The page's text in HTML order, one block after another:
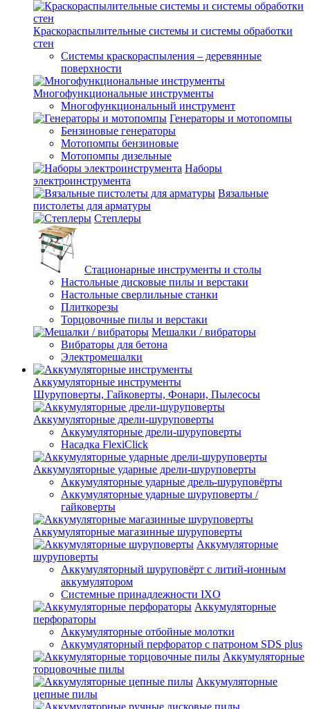
Краскораспылительные системы и системы обработки
стен
Системы краскораспыления – деревянные
поверхности
Многофункциональные инструменты
Многофункциональный инструмент
Генераторы и мотопомпы
Бензиновые генераторы
Мотопомпы бензиновые
Мотопомпы дизельные
Наборы
электроинструмента
Вязальные
пистолеты для арматуры
Степлеры
Стационарные инструменты и столы
Настольные дисковые пилы и верстаки
Настольные сверлильные станки
Плиткорезы
Торцовочные пилы и верстаки
Мешалки / вибраторы
Вибраторы для бетона
Электромешалки
Аккумуляторные инструменты
Шуруповерты, Гайковерты, Фонари, Пылесосы
Аккумуляторные дрели-шуруповерты
Аккумуляторные дрели-шуруповерты
Насадка FlexiClick
Аккумуляторные ударные дрели-шуруповерты
Аккумуляторные ударные дрель-шуруповёрты
Аккумуляторные ударные шуруповерты /
гайковерты
Аккумуляторные магазинные шуруповерты
Аккумуляторные
шуруповерты
Аккумуляторный шуруповёрт с литий-ионным
аккумулятором
Системные принадлежности IXO
Аккумуляторные
перфораторы
Аккумуляторные отбойные молотки
Аккумуляторный перфоратор с патроном SDS plus
Аккумуляторные
торцовочные пилы
Аккумуляторные
цепные пилы